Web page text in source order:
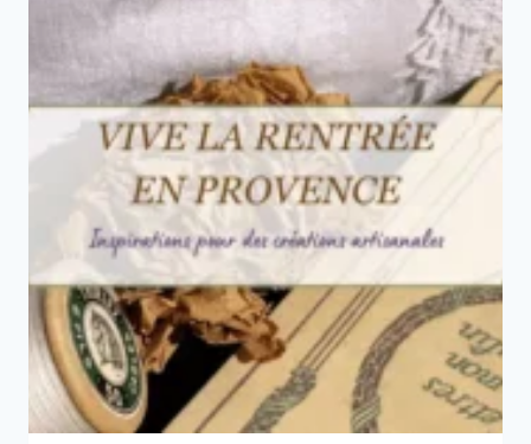
PRÉCIEUX